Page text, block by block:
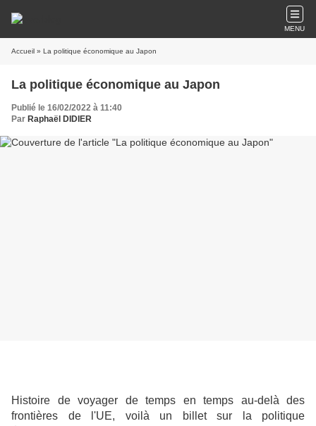
MENU
Accueil » La politique économique au Japon
La politique économique au Japon
Publié le 16/02/2022 à 11:40
Par Raphaël DIDIER
Histoire de voyager de temps en temps au-delà des
frontières de l'UE, voilà un billet sur la politique